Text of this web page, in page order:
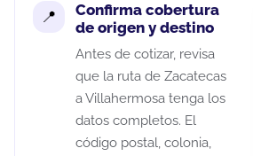
Confirma cobertura
de origen y destino
Antes de cotizar, revisa
que la ruta de Zacatecas
a Villahermosa tenga los
datos completos. El
código postal, colonia,